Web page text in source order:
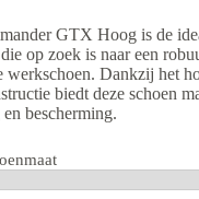
tot
€325,99
GTX Hoog is de
op zoek is naar een
werkschoen. Dankzij het
biedt deze schoen
bescherming.